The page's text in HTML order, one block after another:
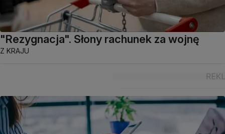
"Rezygnacja". Słony rachunek za wojnę
Z KRAJU